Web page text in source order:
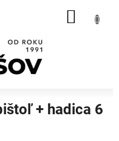
+ hadica 6